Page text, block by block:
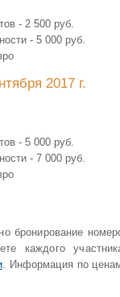
- 2 500 руб.
- 5 000 руб.
2017 г.
- 5 000 руб.
- 7 000 руб.
бронирование
каждого
. Информация по